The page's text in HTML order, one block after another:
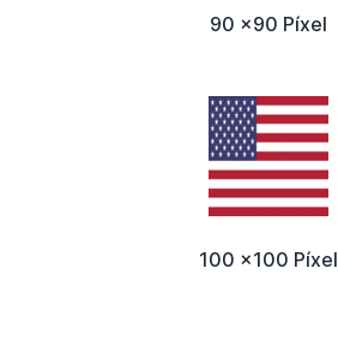
90 x90 Píxel
100 x100 Píxel